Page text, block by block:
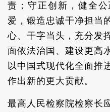
责；守正创新，健全
爱，锻造忠诚干净担当
心、干字当头，充分发
面依法治国、建设更高
以中国式现代化全面推
作出新的更大贡献。
最高人民检察院检察长